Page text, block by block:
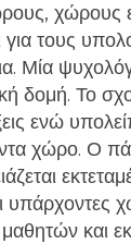
χώρους
τους
Μία
δομή. Το
ενώ
χώρο. Ο
και